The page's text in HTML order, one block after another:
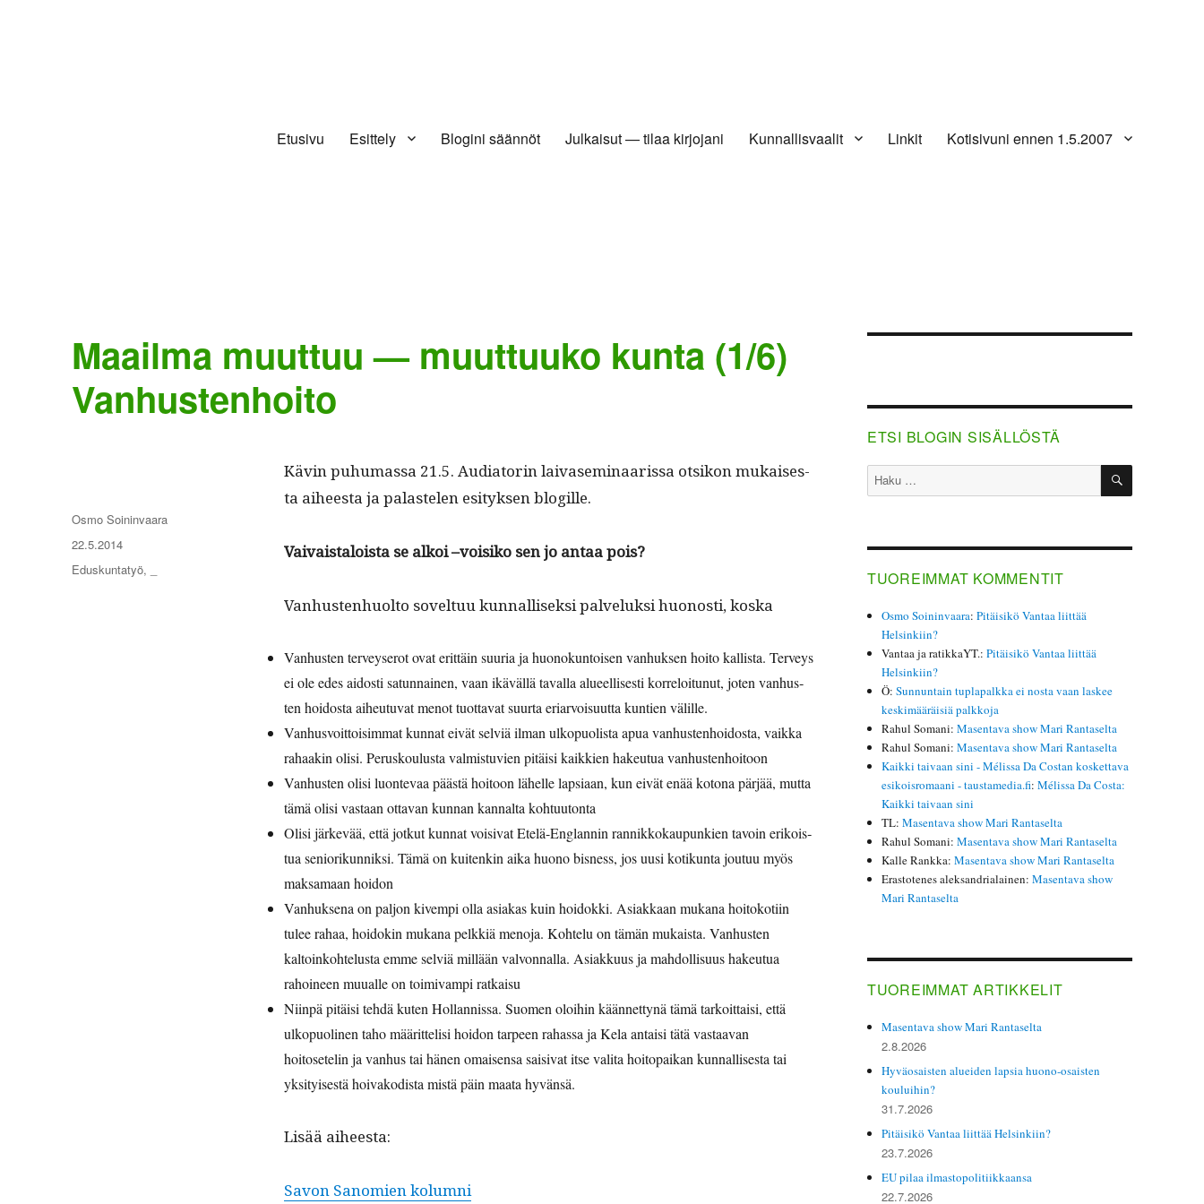
Etusivu Esittely Blogini säännöt Julkaisut — tilaa kirjojani Kunnallisvaalit Linkit Kotisivuni ennen 1.5.2007
Maailma muuttuu — muuttuuko kunta (1/6)
Vanhustenhoito
Kävin puhu­mas­sa 21.5. Audi­a­torin laivasem­i­naaris­sa otsikon mukaises­
ta aiheesta ja palaste­len esi­tyk­sen blogille.
Vaivaistaloista se alkoi –voisiko sen jo antaa pois?
Van­hus­ten­huolto sovel­tuu kun­nal­lisek­si palveluk­si huonos­ti, koska
Van­hus­ten ter­vey­serot ovat erit­täin suuria ja huonokun­toisen van­huk­sen hoito kallista. Ter­veys
ei ole edes aidosti sat­un­nainen, vaan ikäväl­lä taval­la alueel­lis­es­ti kor­reloitunut, joten van­hus­
ten hoi­dos­ta aiheutu­vat menot tuot­ta­vat suur­ta eri­ar­voisu­ut­ta kun­tien välille.
Van­husvoit­toisim­mat kun­nat eivät selviä ilman ulkop­uolista apua van­hus­ten­hoi­dos­ta, vaik­ka
rahaakin olisi. Perusk­oulus­ta valmis­tu­vien pitäisi kaikkien hakeu­tua vanhustenhoitoon
Van­hus­ten olisi luon­te­vaa päästä hoitoon lähelle lap­si­aan, kun eivät enää kotona pär­jää, mut­ta
tämä olisi vas­taan otta­van kun­nan kannal­ta kohtuutonta
Olisi järkevää, että jotkut kun­nat voisi­vat Etelä-Englan­nin ran­nikkokaupunkien tavoin erikois­
tua seniorikun­niksi. Tämä on kuitenkin aika huono bis­ness, jos uusi kotikun­ta joutuu myös
mak­samaan hoidon
Van­huk­se­na on paljon kivem­pi olla asi­akas kuin hoidok­ki. Asi­akkaan mukana hoitokoti­in
tulee rahaa, hoidokin mukana pelkkiä meno­ja. Kohtelu on tämän mukaista. Van­hus­ten
kaltoinko­htelus­ta emme selviä mil­lään valvon­nal­la. Asi­akku­us ja mah­dol­lisu­us hakeu­tua
rahoi­neen muualle on toimi­vampi ratkaisu
Niin­pä pitäisi tehdä kuten Hol­lan­nis­sa. Suomen oloi­hin kään­net­tynä tämä tarkoit­taisi, että
ulkop­uo­li­nen taho määrit­telisi hoidon tarpeen rahas­sa ja Kela antaisi tätä vas­taa­van
hoitosetelin ja van­hus tai hänen omaisen­sa saisi­vat itse vali­ta hoitopaikan kun­nal­lis­es­ta tai
yksi­tyis­es­tä hoivakodista mis­tä päin maa­ta hyvänsä.
Lisää aiheesta:
Savon Sanomien kolumni
Kirjoittaja
Osmo Soininvaara
Julkaistu
22.5.2014
Kategoriat
Eduskuntatyö,
ETSI BLOGIN SISÄLLÖSTÄ
Etsi: HAKU
TUOREIMMAT KOMMENTIT
Osmo Soininvaara:Pitäisikö Vantaa liittää
Helsinkiin?
Vantaa ja ratikkaYT.:Pitäisikö Vantaa liittää
Helsinkiin?
Ö:Sunnuntain tuplapalkka ei nosta vaan laskee
keskimääräisiä palkkoja
Rahul Somani:Masentava show Mari Rantaselta
Rahul Somani:Masentava show Mari Rantaselta
Kaikki taivaan sini - Mélissa Da Costan koskettava
esikoisromaani - taustamedia.fi:Mélissa Da Costa:
Kaikki taivaan sini
TL:Masentava show Mari Rantaselta
Rahul Somani:Masentava show Mari Rantaselta
Kalle Rankka:Masentava show Mari Rantaselta
Erastotenes aleksandrialainen:Masentava show
Mari Rantaselta
TUOREIMMAT ARTIKKELIT
Masentava show Mari Rantaselta
2.8.2026
Hyväosaisten alueiden lapsia huono-osaisten
kouluihin?
31.7.2026
Pitäisikö Vantaa liittää Helsinkiin?
23.7.2026
EU pilaa ilmastopolitiikkaansa
22.7.2026